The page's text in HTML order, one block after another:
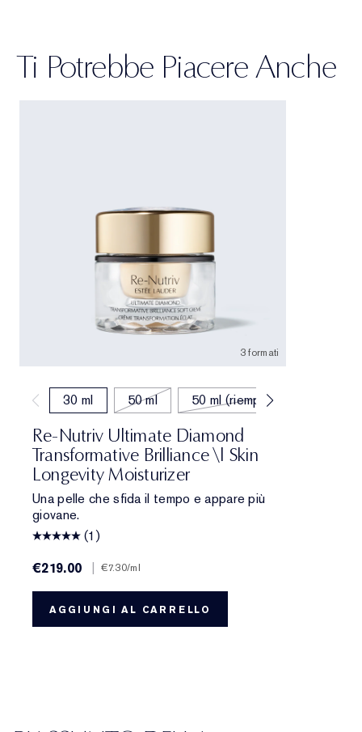
Ti Potrebbe Piacere Anche
3 formati
30 ml 50 ml 50 ml (riempimento)
Re-Nutriv Ultimate Diamond
Transformative Brilliance \| Skin
Longevity Moisturizer
Una pelle che sfida il tempo e appare più
giovane.
(1)
€219.00
€7.30/ml
AGGIUNGI AL CARRELLO